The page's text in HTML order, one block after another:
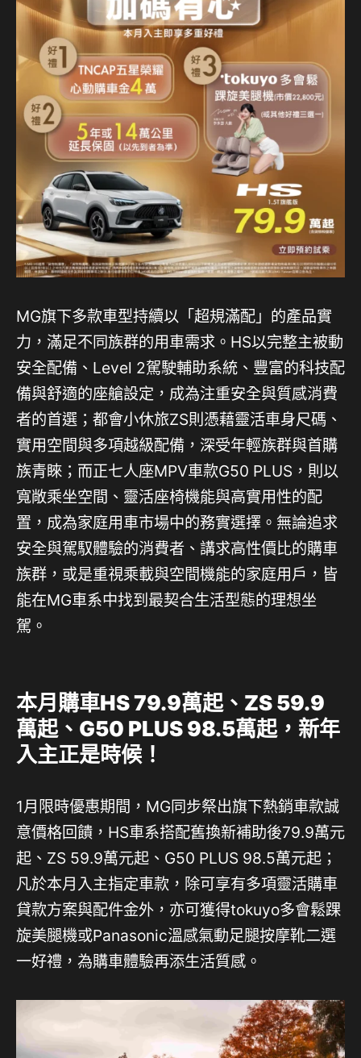
MG旗下多款車型持續以「超規滿配」的產品實
力，滿足不同族群的用車需求。HS以完整主被動
安全配備、Level 2駕駛輔助系統、豐富的科技配
備與舒適的座艙設定，成為注重安全與質感消費
者的首選；都會小休旅ZS則憑藉靈活車身尺碼、
實用空間與多項越級配備，深受年輕族群與首購
族青睞；而正七人座MPV車款G50 PLUS，則以
寬敞乘坐空間、靈活座椅機能與高實用性的配
置，成為家庭用車市場中的務實選擇。無論追求
安全與駕馭體驗的消費者、講求高性價比的購車
族群，或是重視乘載與空間機能的家庭用戶，皆
能在MG車系中找到最契合生活型態的理想坐
駕。
本月購車HS 79.9萬起、 ZS 59.9
萬起、 G50 PLUS 98.5萬起，新年
入主正是時候！
1月限時優惠期間，MG同步祭出旗下熱銷車款誠
意價格回饋，HS車系搭配舊換新補助後79.9萬元
起、ZS 59.9萬元起、G50 PLUS 98.5萬元起；
凡於本月入主指定車款，除可享有多項靈活購車
貸款方案與配件金外，亦可獲得tokuyo多會鬆踝
旋美腿機或Panasonic溫感氣動足腿按摩靴二選
一好禮，為購車體驗再添生活質感。